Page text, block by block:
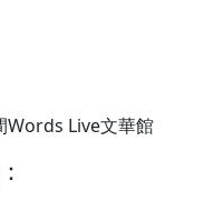
Words Live文華館